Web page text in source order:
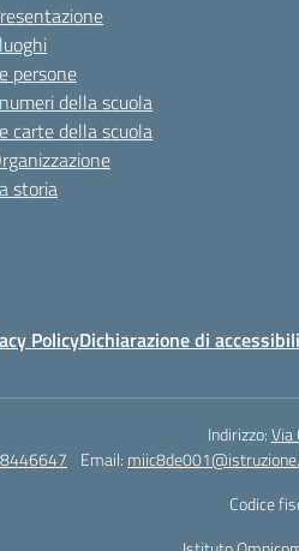
persone
della scuola
carte della scuola
storia
PolicyDichiarazione di
Indirizzo:Via
Email:
Codice